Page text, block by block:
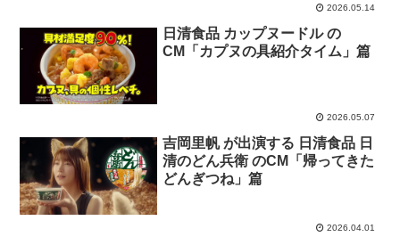
2026.05.14
日清食品 カップヌードル の
CM「カプヌの具紹介タイム」篇
2026.05.07
吉岡里帆 が出演する 日清食品 日
清のどん兵衛 のCM「帰ってきた
どんぎつね」篇
2026.04.01